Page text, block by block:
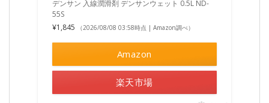
デンサン 入線潤滑剤 デンサンウェット 0.5L ND-
55S
¥1,845
（2026/08/08 03:58時点 | Amazon調べ）
Amazon
楽天市場